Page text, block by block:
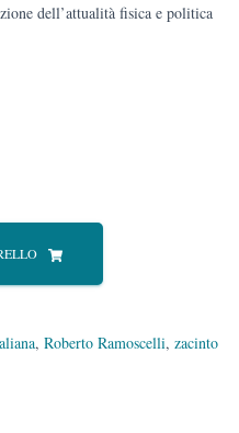
dell’attualità fisica e politica
, Roberto Ramoscelli, zacinto